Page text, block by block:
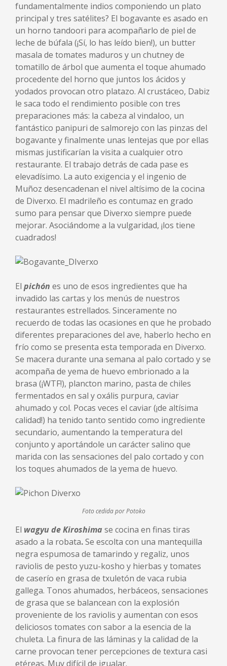
fundamentalmente indios componiendo un plato
principal y tres satélites? El bogavante es asado en
un horno tandoori para acompañarlo de piel de
leche de búfala (¡Sí, lo has leído bien!), un butter
masala de tomates maduros y un chutney de
tomatillo de árbol que aumenta el toque ahumado
procedente del horno que juntos los ácidos y
yodados provocan otro platazo. Al crustáceo, Dabiz
le saca todo el rendimiento posible con tres
preparaciones más: la cabeza al vindaloo, un
fantástico panipuri de salmorejo con las pinzas del
bogavante y finalmente unas lentejas que por ellas
mismas justificarían la visita a cualquier otro
restaurante. El trabajo detrás de cada pase es
elevadísimo. La auto exigencia y el ingenio de
Muñoz desencadenan el nivel altísimo de la cocina
de Diverxo. El madrileño es contumaz en grado
sumo para pensar que Diverxo siempre puede
mejorar. Asociándome a la vulgaridad, ¡los tiene
cuadrados!
El pichón es uno de esos ingredientes que ha
invadido las cartas y los menús de nuestros
restaurantes estrellados. Sinceramente no
recuerdo de todas las ocasiones en que he probado
diferentes preparaciones del ave, haberlo hecho en
frío como se presenta esta temporada en Diverxo.
Se macera durante una semana al palo cortado y se
acompaña de yema de huevo embrionado a la
brasa (¡WTF!), plancton marino, pasta de chiles
fermentados en sal y oxális purpura, caviar
ahumado y col. Pocas veces el caviar (¡de altísima
calidad!) ha tenido tanto sentido como ingrediente
secundario, aumentando la temperatura del
conjunto y aportándole un carácter salino que
marida con las sensaciones del palo cortado y con
los toques ahumados de la yema de huevo.
Foto cedida por Potoko
El wagyu de Kiroshima se cocina en finas tiras
asado a la robata.Se escolta con una mantequilla
negra espumosa de tamarindo y regaliz, unos
raviolis de pesto yuzu-kosho y hierbas y tomates
de caserío en grasa de txuletón de vaca rubia
gallega. Tonos ahumados, herbáceos, sensaciones
de grasa que se balancean con la explosión
proveniente de los raviolis y aumentan con esos
deliciosos tomates con sabor a la esencia de la
chuleta. La finura de las láminas y la calidad de la
carne provocan tener percepciones de textura casi
etéreas. Muy difícil de igualar.